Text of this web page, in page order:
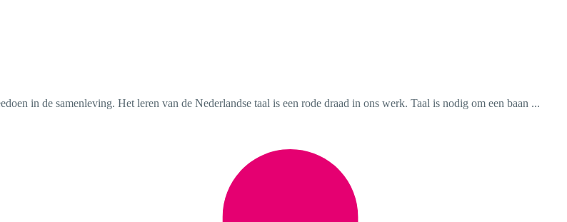
in de samenleving. Het leren van de Nederlandse taal is een rode draad in ons werk. Taal is nodig om een baan ...